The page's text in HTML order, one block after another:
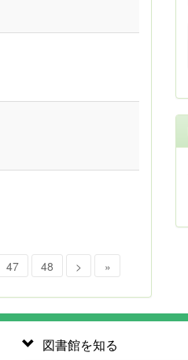
47 48 > »
図書館を知る